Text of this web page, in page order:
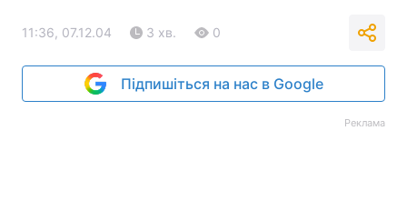
11:36, 07.12.04 3 хв. 0
Підпишіться на нас в Google
Реклама